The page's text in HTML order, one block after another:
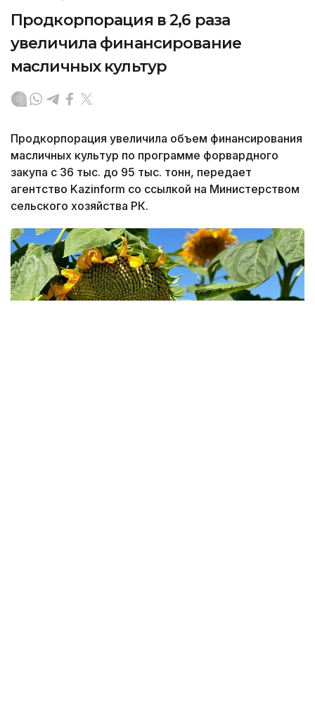
Продкорпорация в 2,6 раза
увеличила финансирование
масличных культур
Продкорпорация увеличила объем финансирования
масличных культур по программе форвардного
закупа с 36 тыс. до 95 тыс. тонн, передает
агентство Kazinform со ссылкой на Министерством
сельского хозяйства РК.